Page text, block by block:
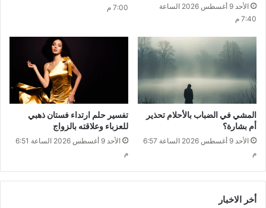
الأحد 9 أغسطس 2026 الساعة
7:40 م
7:00 م
المشي في الضباب بالأحلام تحذير
أم بشارة؟
الأحد 9 أغسطس 2026 الساعة 6:57
م
تفسير حلم ارتداء فستان ذهبي
للعزباء وعلاقته بالزواج
الأحد 9 أغسطس 2026 الساعة 6:51
م
أخر الاخبار